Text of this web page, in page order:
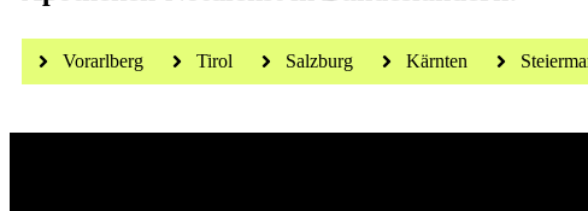
Vorarlberg Tirol Salzburg Kärnten